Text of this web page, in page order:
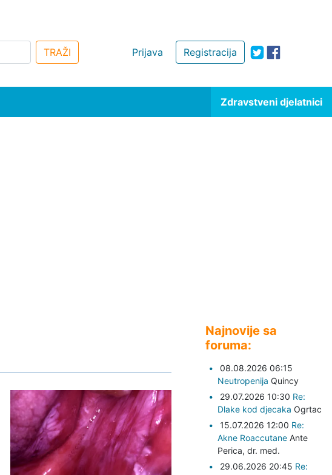
Registracija
Prijava
TRAŽI
Zdravstveni djelatnici
Najnovije sa
foruma:
08.08.2026 06:15
Neutropenija Quincy
29.07.2026 10:30 Re:
Dlake kod djecaka Ogrtac
15.07.2026 12:00 Re:
Akne Roaccutane Ante
Perica, dr. med.
29.06.2026 20:45 Re: